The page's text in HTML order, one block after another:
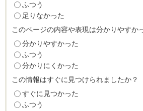
ふつう
足りなかった
このページの内容や表現は分かりやすか
分かりやすかった
ふつう
分かりにくかった
この情報はすぐに見つけられましたか？
すぐに見つかった
ふつう